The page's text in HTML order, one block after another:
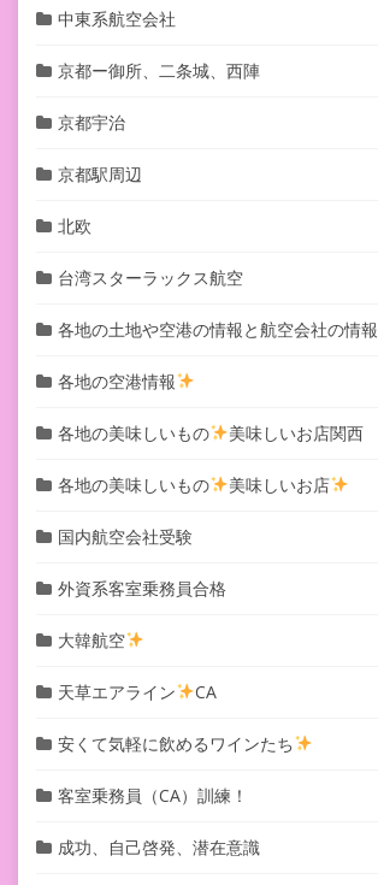
中東系航空会社
京都ー御所、二条城、西陣
京都宇治
京都駅周辺
北欧
台湾スターラックス航空
各地の土地や空港の情報と航空会社の情報
各地の空港情報
各地の美味しいもの 美味しいお店関西
各地の美味しいもの 美味しいお店
国内航空会社受験
外資系客室乗務員合格
大韓航空
天草エアライン CA
安くて気軽に飲めるワインたち
客室乗務員（CA）訓練！
成功、自己啓発、潜在意識